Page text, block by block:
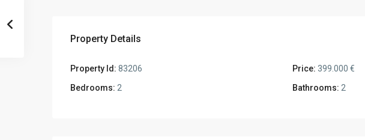
Property Details
Property Id: 83206 Price: 399.000 €
Bedrooms: 2 Bathrooms: 2